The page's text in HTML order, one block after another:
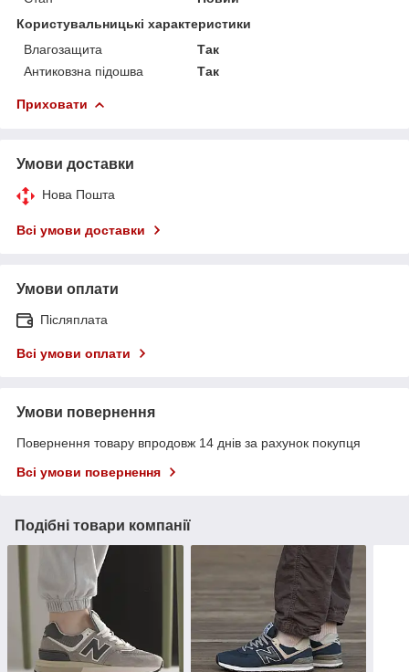
Користувальницькі характеристики
Влагозащита
Так
Антиковзна підошва
Так
Приховати
Умови доставки
Нова Пошта
Всі умови доставки
Умови оплати
Післяплата
Всі умови оплати
Умови повернення
Повернення товару впродовж 14 днів за рахунок покупця
Всі умови повернення
Подібні товари компанії